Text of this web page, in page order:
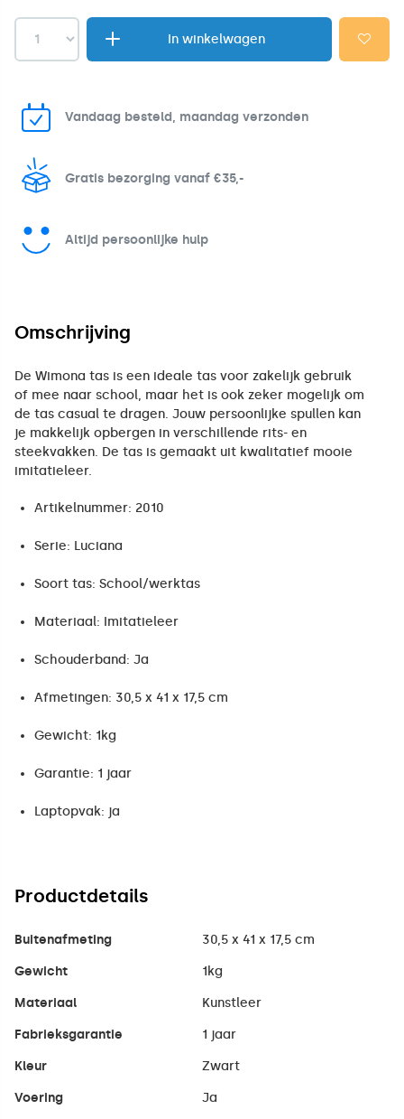
In winkelwagen
Vandaag besteld, maandag verzonden
Gratis bezorging vanaf €35,-
Altijd persoonlijke hulp
Omschrijving
De Wimona tas is een ideale tas voor zakelijk gebruik
of mee naar school, maar het is ook zeker mogelijk om
de tas casual te dragen. Jouw persoonlijke spullen kan
je makkelijk opbergen in verschillende rits- en
steekvakken. De tas is gemaakt uit kwalitatief mooie
imitatieleer.
Artikelnummer: 2010
Serie: Luciana
Soort tas: School/werktas
Materiaal: Imitatieleer
Schouderband: Ja
Afmetingen: 30,5 x 41 x 17,5 cm
Gewicht: 1kg
Garantie: 1 jaar
Laptopvak: ja
Productdetails
Buitenafmeting 30,5 x 41 x 17,5 cm
Gewicht 1kg
Materiaal Kunstleer
Fabrieksgarantie 1 jaar
Kleur Zwart
Voering Ja